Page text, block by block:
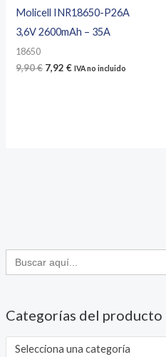
Buscar:
Categorías del producto
Selecciona una categoría
Molicell INR18650-P26A
3,6V 2600mAh – 35A
18650
9,90€ El
7,92€ElIVA no incluido